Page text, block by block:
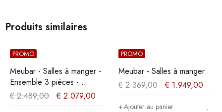
Produits similaires
PROMO
Meubar - Salles à manger -
Ensemble 3 pièces -
Chêne/Noir
€2.489,00 € 2.079,00
PROMO
Meubar - Salles à manger
€2.369,00 € 1.949,00
Ajouter au panier